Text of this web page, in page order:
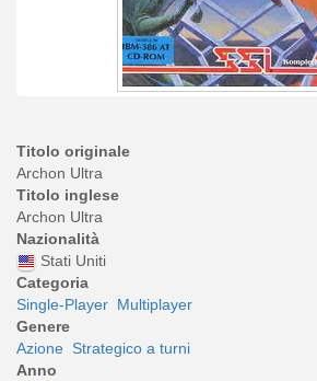
Titolo originale
Archon Ultra
Titolo inglese
Archon Ultra
Nazionalità
Stati Uniti
Categoria
Single-Player Multiplayer
Genere
Azione Strategico a turni
Anno